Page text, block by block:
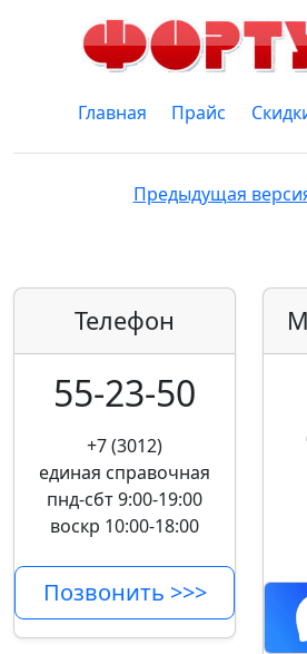
Главная Прайс
Предыдущая
Телефон
55-23-50
+7 (3012)
единая справочная
пнд-сбт 9:00-19:00
воскр 10:00-18:00
Позвонить >>>